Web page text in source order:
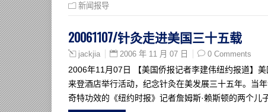
新闻报导
20061107/针灸走进美国三十五载
jackjia 2006 年 11 月 07 日 0 Comments
2006年11月07日 【美国侨报记者李建伟纽约报道】
来登酒店举行活动，纪念针灸在美发展三十五年。当
奇特功效的《纽约时报》记者詹姆斯·赖斯顿的两个儿